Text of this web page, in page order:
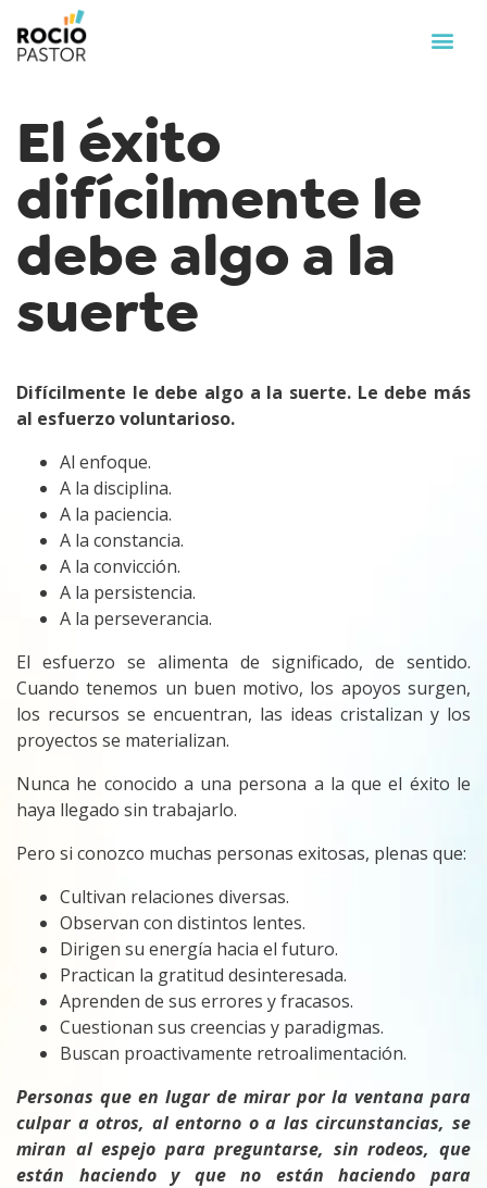
El éxito
difícilmente le
debe algo a la
suerte
Difícilmente le debe algo a la suerte. Le debe más
al esfuerzo voluntarioso.
Al enfoque.
A la disciplina.
A la paciencia.
A la constancia.
A la convicción.
A la persistencia.
A la perseverancia.
El esfuerzo se alimenta de significado, de sentido.
Cuando tenemos un buen motivo, los apoyos surgen,
los recursos se encuentran, las ideas cristalizan y los
proyectos se materializan.
Nunca he conocido a una persona a la que el éxito le
haya llegado sin trabajarlo.
Pero si conozco muchas personas exitosas, plenas que:
Cultivan relaciones diversas.
Observan con distintos lentes.
Dirigen su energía hacia el futuro.
Practican la gratitud desinteresada.
Aprenden de sus errores y fracasos.
Cuestionan sus creencias y paradigmas.
Buscan proactivamente retroalimentación.
Personas que en lugar de mirar por la ventana para
culpar a otros, al entorno o a las circunstancias, se
miran al espejo para preguntarse, sin rodeos, que
están haciendo y que no están haciendo para